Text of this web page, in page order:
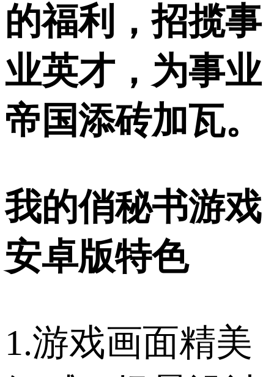
的福利，招揽事
业英才，为事业
帝国添砖加瓦。
我的俏秘书游戏
安卓版特色
1.游戏画面精美